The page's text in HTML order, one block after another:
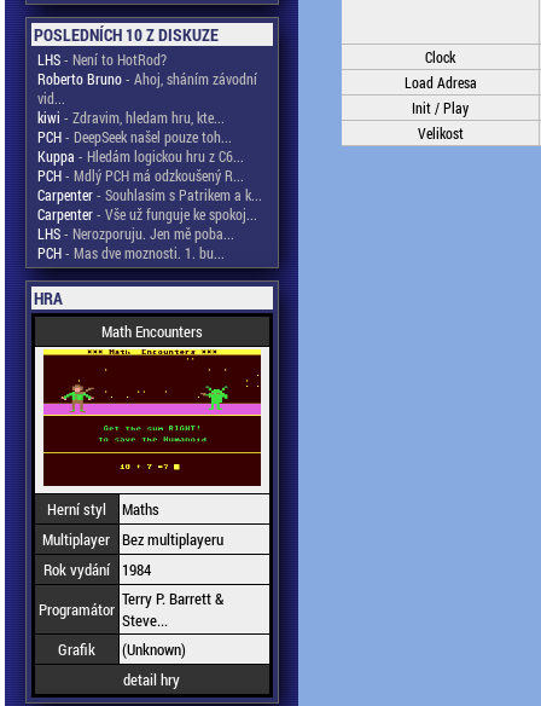
POSLEDNÍCH 10 Z DISKUZE
LHS- Není to HotRod?
Roberto Bruno- Ahoj, sháním závodní
vid...
kiwi - Zdravim, hledam hru, kte...
PCH- DeepSeek našel pouze toh...
Kuppa - Hledám logickou hru z C6...
PCH- Mdlý PCH má odzkoušený R...
Carpenter- Souhlasím s Patrikem a k...
Carpenter- Vše už funguje ke spokoj...
LHS- Nerozporuju. Jen mě poba...
PCH- Mas dve moznosti. 1. bu...
HRA
Math Encounters
Herní styl
Maths
Multiplayer Bez multiplayeru
Rok vydání
1984
Programátor Terry P. Barrett &
Steve...
Grafik
(Unknown)
detail hry
Clock
Load Adresa
Init / Play
Velikost